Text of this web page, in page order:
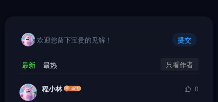
欢迎您留下宝贵的见解！ 提交
最新 最热 只看作者
程小林 0